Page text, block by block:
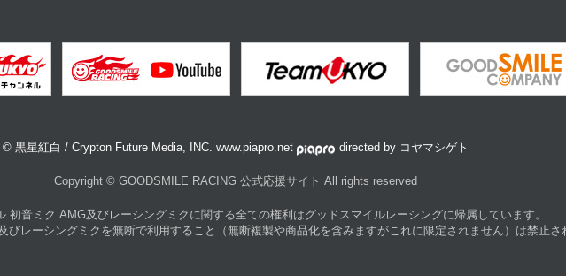
© 黒星紅白 / Crypton Future Media, INC. www.piapro.net directed by コヤマシゲト
Copyright © GOODSMILE RACING 公式応援サイト All rights reserved
初音ミク AMG及びレーシングミクに関する全ての権利はグッドスマイルレーシングに帰属しています。
びレーシングミクを無断で利用すること
（無断複製や商品化を含みますがこれに限定されません）は禁止さ